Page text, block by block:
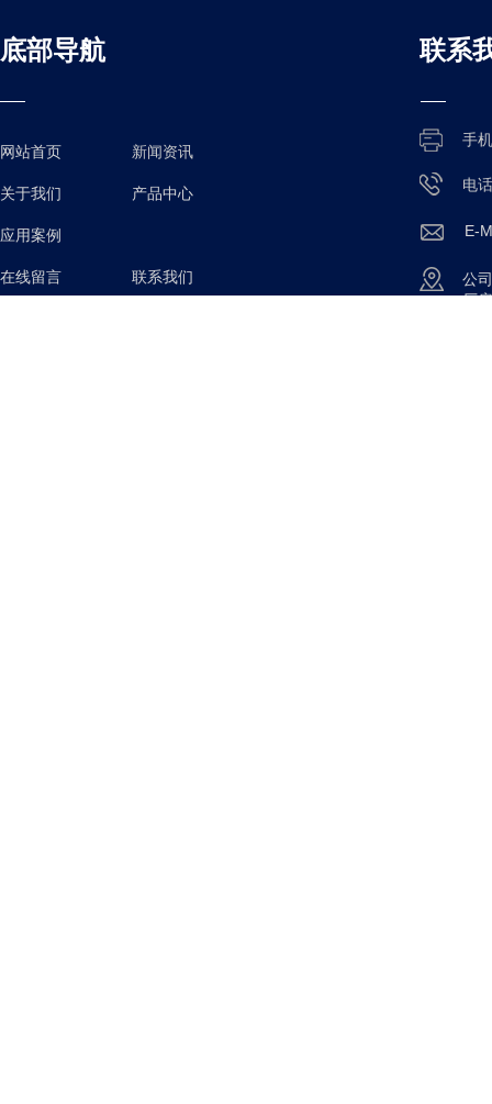
底部导航
网站首页 新闻资讯
关于我们 产品中心
应用案例
在线留言 联系我们
联系
电
手
E-
公
厂房